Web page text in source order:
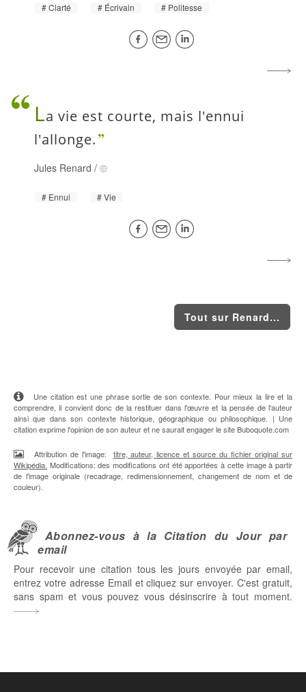
Clarté Écrivain Politesse
La vie est courte, mais l'ennui
l'allonge.
Jules Renard /
Ennui Vie
Tout sur Renard...
Une citation est une phrase sortie de son contexte. Pour mieux la lire et la
comprendre, il convient donc de la restituer dans l'œuvre et la pensée de l'auteur
ainsi que dans son contexte historique, géographique ou philosophique. | Une
citation exprime l'opinion de son auteur et ne saurait engager le site Buboquote.com
Attribution de l'image: titre, auteur, licence et source du fichier original sur
Wikipédia. Modifications: des modifications ont été apportées à cette image à partir
de l'image originale (recadrage, redimensionnement, changement de nom et de
couleur).
Abonnez-vous à la Citation du Jour par
email
Pour recevoir une citation tous les jours envoyée par email,
entrez votre adresse Email et cliquez sur envoyer. C'est gratuit,
sans spam et vous pouvez vous désinscrire à tout moment.